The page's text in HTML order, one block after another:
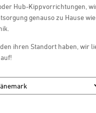
Hub-Kippvorrichtungen,
genauso zu Hause
ihren Standort haben, wir